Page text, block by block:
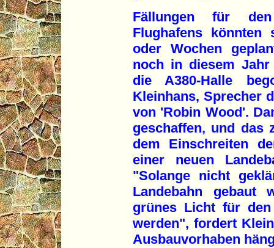
Fällungen für
Flughafens
oder Wochen
noch in diesem
die A380-Halle
Kleinhans, Sprecher
von 'Robin Wood'.
geschaffen, und das
dem Einschreiten
einer neuen
"Solange nicht
Landebahn gebaut
grünes Licht für den
werden", fordert
Ausbauvorhaben